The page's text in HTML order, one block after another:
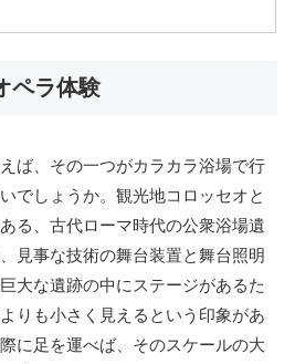
ペラ体験
ば、その一つがカラカラ浴場で行
でしょうか。観光地コロッセオと
る、古代ローマ時代の公衆浴場遺
見事な技術の舞台装置と舞台照明
大な遺跡の中にステージがあるた
りも小さく見えるという印象があ
に足を運べば、そのスケールの大